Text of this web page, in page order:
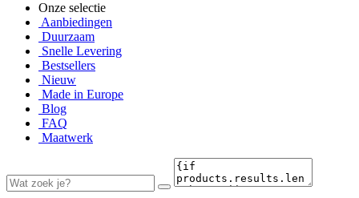
Onze selectie
Aanbiedingen
Duurzaam
Snelle Levering
Bestsellers
Nieuw
Made in Europe
Blog
FAQ
Maatwerk